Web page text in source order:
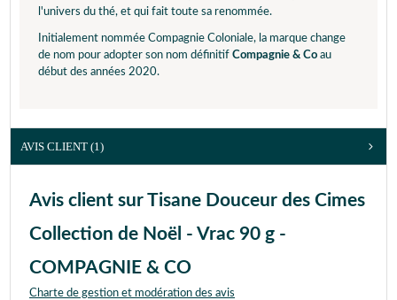
l'univers du thé, et qui fait toute sa renommée.
Initialement nommée Compagnie Coloniale, la marque change
de nom pour adopter son nom définitif Compagnie & Co au
début des années 2020.
AVIS CLIENT (1)
Avis client sur Tisane Douceur des Cimes
Collection de Noël - Vrac 90 g -
COMPAGNIE & CO
Charte de gestion et modération des avis